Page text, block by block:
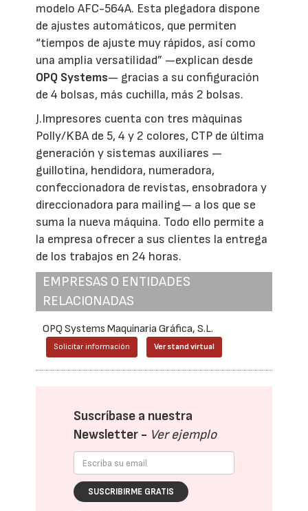
modelo AFC-564A. Esta plegadora dispone
de ajustes automáticos, que permiten
“tiempos de ajuste muy rápidos, así como
una amplia versatilidad” —explican desde
OPQ Systems— gracias a su configuración
de 4 bolsas, más cuchilla, más 2 bolsas.
J.Impresores cuenta con tres màquinas
Polly/KBA de 5, 4 y 2 colores, CTP de última
generación y sistemas auxiliares —
guillotina, hendidora, numeradora,
confeccionadora de revistas, ensobradora y
direccionadora para mailing— a los que se
suma la nueva máquina. Todo ello permite a
la empresa ofrecer a sus clientes la entrega
de los trabajos en 24 horas.
EMPRESAS O ENTIDADES
RELACIONADAS
OPQ Systems Maquinaria Gráfica, S.L.
Solicitar información Ver stand virtual
Suscríbase a nuestra
Newsletter - Ver ejemplo
SUSCRIBIRME GRATIS